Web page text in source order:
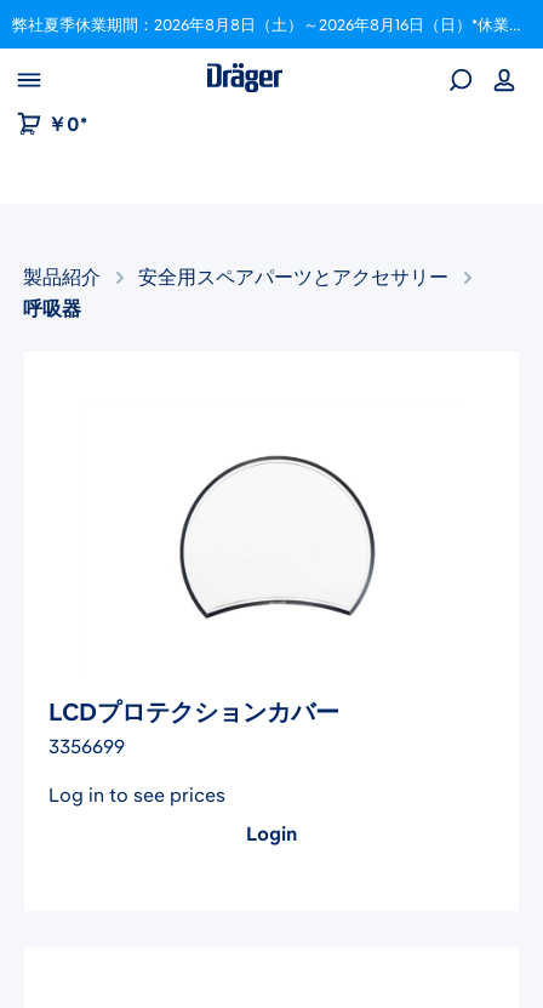
to B2B platform navigation 弊社夏季休業期間：2026年8月8日（土）～2026年8月16日（日）*休業期間中にいただいたご注文は、8月17日以降順次対応いたします。
￥0*
製品紹介
安全用スペアパーツとアクセサリー​
呼吸器
​LCDプロテクションカバー
3356699
Log in to see prices
Login